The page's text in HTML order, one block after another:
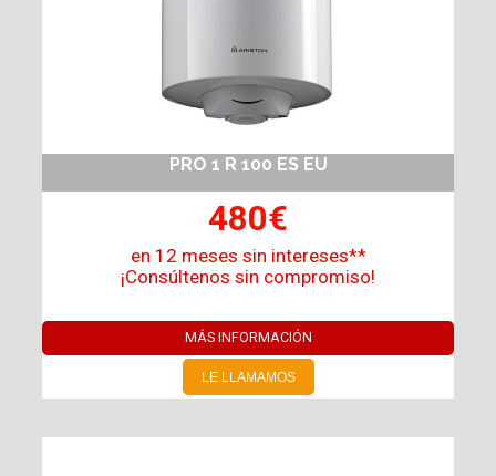
PRO 1 R 100 ES EU
480€
en 12 meses sin intereses**
¡Consúltenos sin compromiso!
MÁS INFORMACIÓN
LE LLAMAMOS